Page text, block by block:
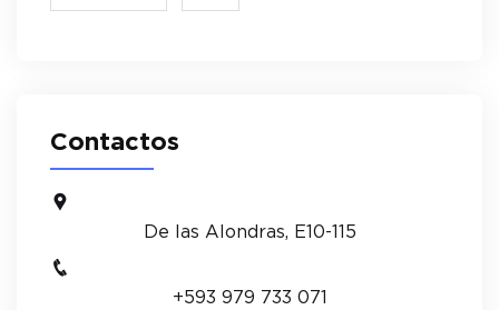
Contactos
De las Alondras, E10-115
+593 979 733 071